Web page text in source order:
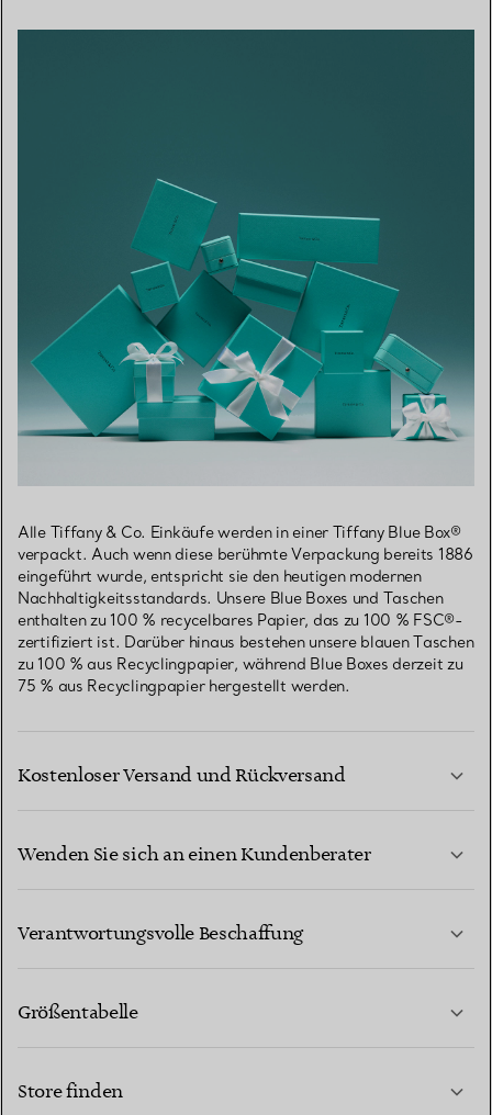
Alle Tiffany & Co. Einkäufe werden in einer Tiffany Blue Box®
verpackt. Auch wenn diese berühmte Verpackung bereits 1886
eingeführt wurde, entspricht sie den heutigen modernen
Nachhaltigkeitsstandards. Unsere Blue Boxes und Taschen
enthalten zu 100 % recycelbares Papier, das zu 100 % FSC®-
zertifiziert ist. Darüber hinaus bestehen unsere blauen Taschen
zu 100 % aus Recyclingpapier, während Blue Boxes derzeit zu
75 % aus Recyclingpapier hergestellt werden.
Kostenloser Versand und Rückversand
Wenden Sie sich an einen Kundenberater
Verantwortungsvolle Beschaffung
Größentabelle
Store finden